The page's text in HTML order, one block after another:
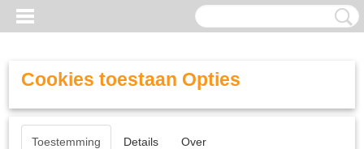
Cookies toestaan Opties
Toestemming Details Over